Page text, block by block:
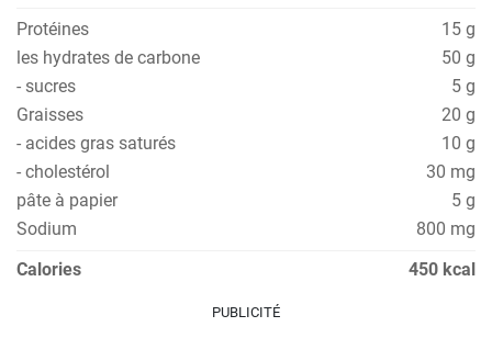
Protéines
15 g
les hydrates de carbone
50 g
- sucres
5 g
Graisses
20 g
- acides gras saturés
10 g
- cholestérol
30 mg
pâte à papier
5 g
Sodium
800 mg
Calories
450 kcal
PUBLICITÉ